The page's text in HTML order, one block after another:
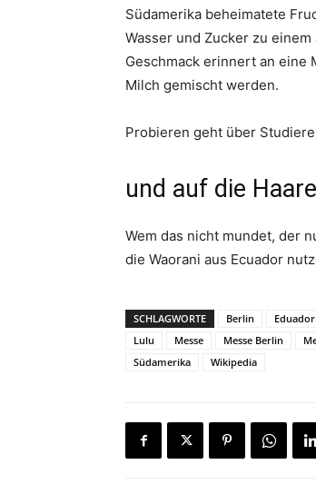
Südamerika beheimatete
Wasser und Zucker zu
Geschmack erinnert an eine
Milch gemischt werden.
Probieren geht über
und auf die Haare
Wem das nicht mundet, der
die Waorani aus Ecuador
SCHLAGWORTE Berlin Eduador
Lulu
Messe Messe Berlin
Südamerika
Wikipedia